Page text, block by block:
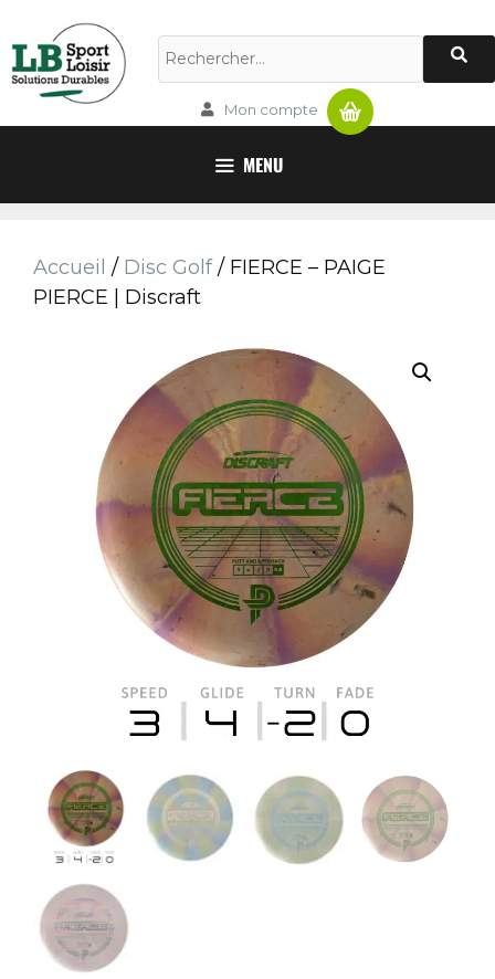
Mon compte Panier
MENU
Accueil / Disc Golf/ FIERCE – PAIGE
PIERCE | Discraft